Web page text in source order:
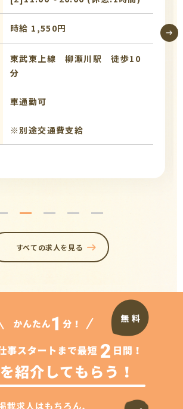
時給 1,550円
東武東上線 柳瀬川駅 徒歩10
分
車通勤可
※別途交通費支給
すべての求人を見る